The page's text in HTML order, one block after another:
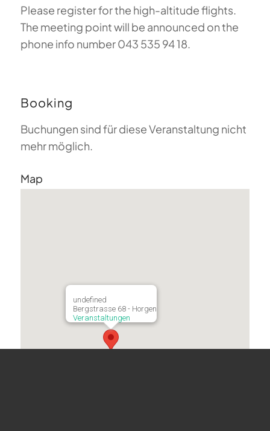
Please register for the high-altitude flights.
The meeting point will be announced on the
phone info number 043 535 94 18.
Booking
Buchungen sind für diese Veranstaltung nicht
mehr möglich.
Map
undefined
Bergstrasse 68 - Horgen
Veranstaltungen